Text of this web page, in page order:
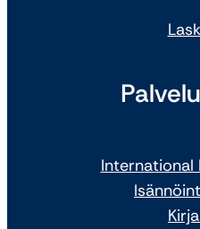
International